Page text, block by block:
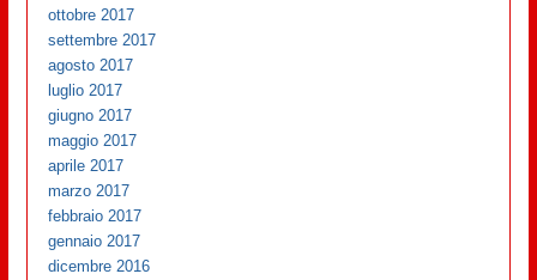
ottobre 2017
settembre 2017
agosto 2017
luglio 2017
giugno 2017
maggio 2017
aprile 2017
marzo 2017
febbraio 2017
gennaio 2017
dicembre 2016